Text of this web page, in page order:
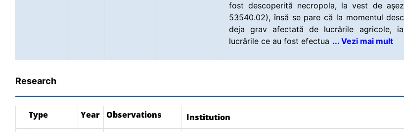
fost descoperită necropola, la vest de
53540.02), însă se pare că la momentul
deja grav afectată de lucrările agricole,
lucrările ce au fost efectua ... Vezi mai mult
Research
Type Year Observations Institution